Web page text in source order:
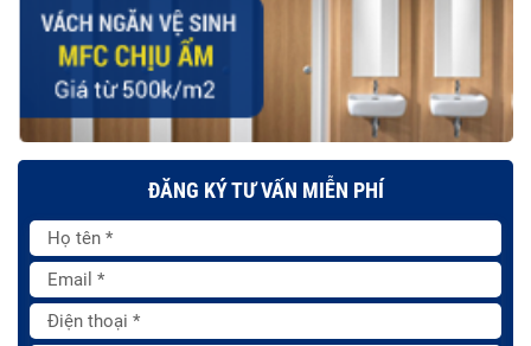
ĐĂNG KÝ TƯ VẤN MIỄN PHÍ